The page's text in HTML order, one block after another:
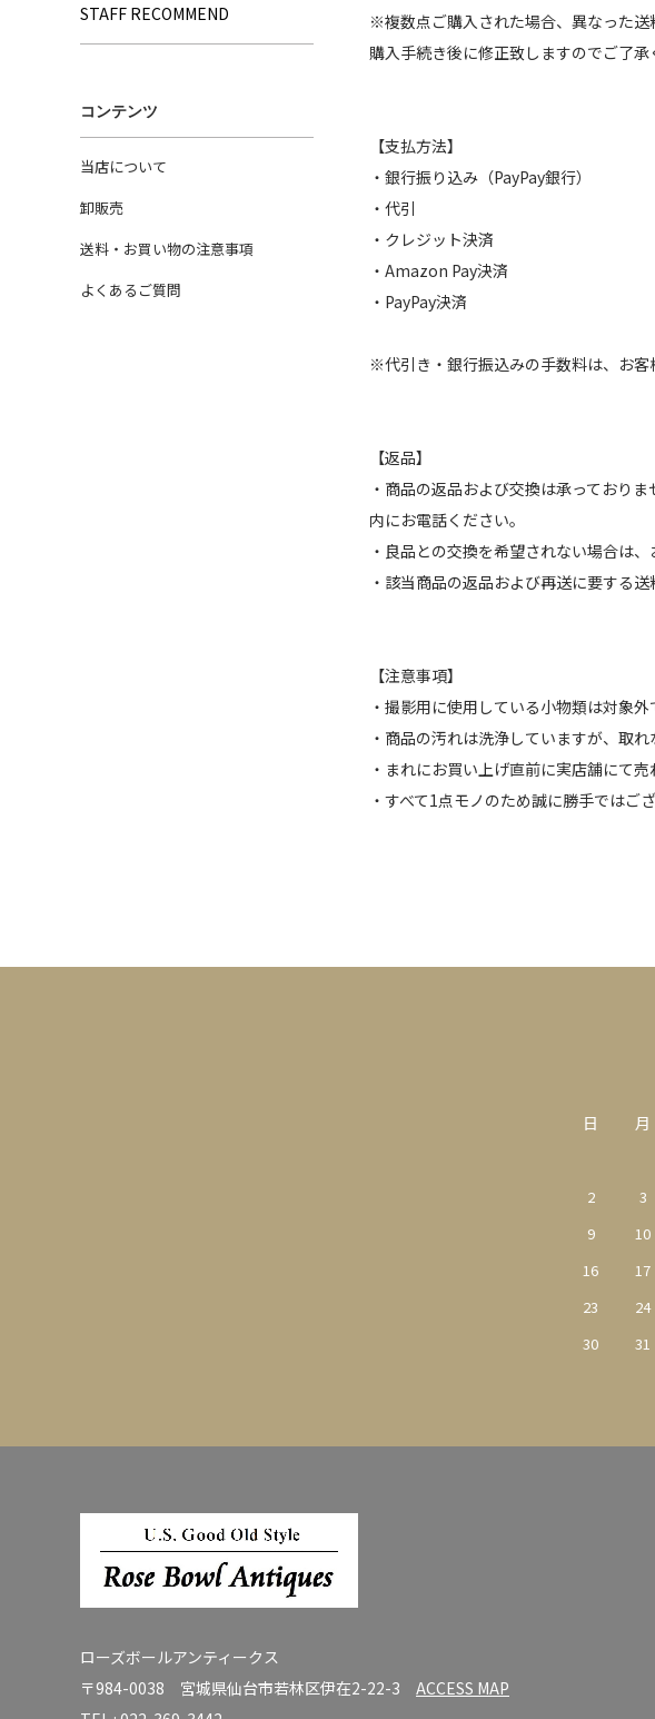
※複数点ご購入された場合、異なった送
購入手続き後に修正致しますのでご了承
【支払方法】
・銀行振り込み（PayPay銀行）
・代引
・クレジット決済
・Amazon Pay決済
・PayPay決済
※代引き・銀行振込みの手数料は、お客
【返品】
・商品の返品および交換は承っており
内にお電話ください。
・良品との交換を希望されない場合は
・該当商品の返品および再送に要する
【注意事項】
・撮影用に使用している小物類は対象外
・商品の汚れは洗浄していますが、取
・まれにお買い上げ直前に実店舗にて売
・すべて1点モノのため誠に勝手ではご
STAFF RECOMMEND
コンテンツ
当店について
卸販売
送料・お買い物の注意事項
よくあるご質問
日 月
2
3
9
10
16
17
23
24
30
31
ローズボールアンティークス
〒984-0038 宮城県仙台市若林区伊在2-22-3 ACCESS MAP